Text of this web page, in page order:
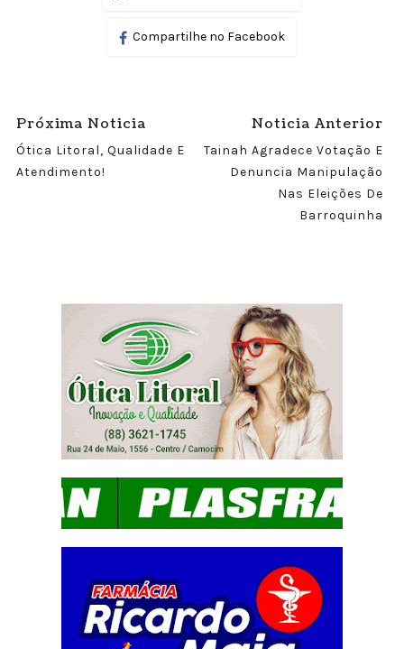
Compartilhe no Facebook
Próxima Noticia
Ótica Litoral, Qualidade E
Atendimento!
Noticia Anterior
Tainah Agradece Votação E
Denuncia Manipulação
Nas Eleições De
Barroquinha